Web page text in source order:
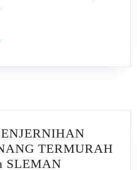
TERMURAH
SLEMAN